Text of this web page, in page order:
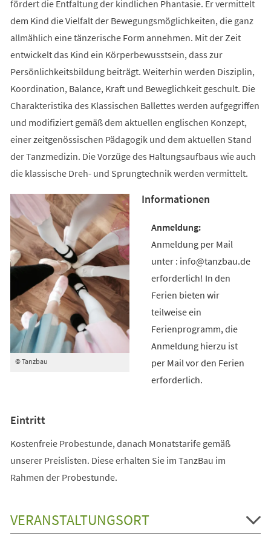
fördert die Entfaltung der kindlichen Phantasie. Er vermittelt
dem Kind die Vielfalt der Bewegungsmöglichkeiten, die ganz
allmählich eine tänzerische Form annehmen. Mit der Zeit
entwickelt das Kind ein Körperbewusstsein, dass zur
Persönlichkeitsbildung beiträgt. Weiterhin werden Disziplin,
Koordination, Balance, Kraft und Beweglichkeit geschult. Die
Charakteristika des Klassischen Ballettes werden aufgegriffen
und modifiziert gemäß dem aktuellen englischen Konzept,
einer zeitgenössischen Pädagogik und dem aktuellen Stand
der Tanzmedizin. Die Vorzüge des Haltungsaufbaus wie auch
die klassische Dreh- und Sprungtechnik werden vermittelt.
© Tanzbau
Informationen
Anmeldung per Mail
unter : info@tanzbau.de
erforderlich! In den
Ferien bieten wir
teilweise ein
Ferienprogramm, die
Anmeldung hierzu ist
per Mail vor den Ferien
erforderlich.
Eintritt
Kostenfreie Probestunde, danach Monatstarife gemäß
unserer Preislisten. Diese erhalten Sie im TanzBau im
Rahmen der Probestunde.
VERANSTALTUNGSORT